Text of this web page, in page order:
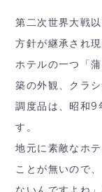
第二次世界大戦
方針が継承され
ホテルの一つ「
築の外観、クラ
調度品は、昭和9
す。
地元に素敵なホ
ことが無いので